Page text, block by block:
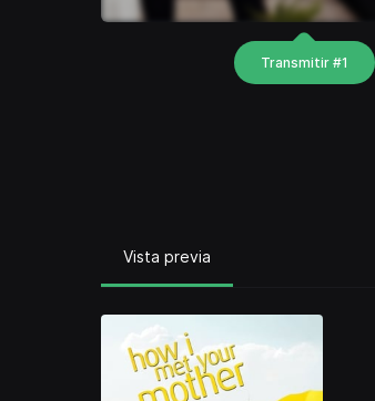
Transmitir #1
Vista previa